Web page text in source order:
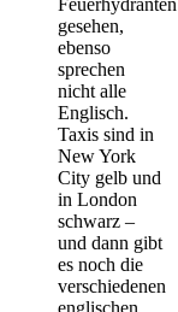
Feuerhydranten
gesehen,
ebenso
sprechen
nicht alle
Englisch.
Taxis sind in
New York
City gelb und
in London
schwarz –
und dann gibt
es noch die
verschiedenen